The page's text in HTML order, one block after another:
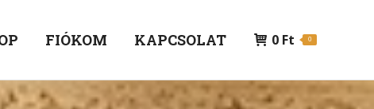
FIÓKOM KAPCSOLAT 0 Ft 0